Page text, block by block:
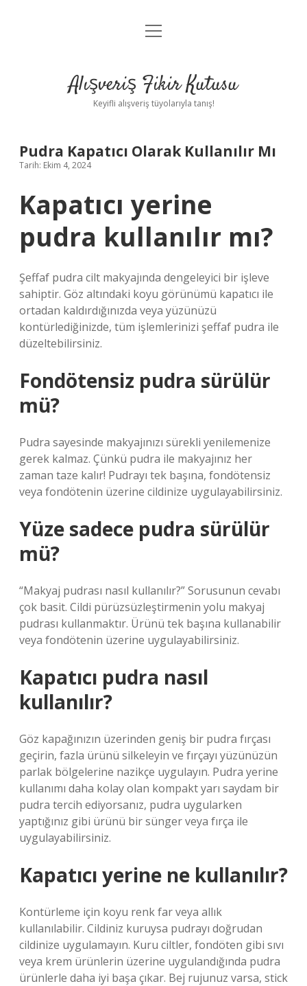
Anasayfa
Yasal Uyarı
menüyü
Alışveriş Fikir Kutusu
Keyifli alışveriş tüyolarıyla tanış!
Pudra Kapatıcı Olarak Kullanılır Mı
Tarih: Ekim 4, 2024
Kapatıcı yerine
pudra kullanılır mı?
Şeffaf pudra cilt makyajında ​​dengeleyici bir işleve
sahiptir. Göz altındaki koyu görünümü kapatıcı ile
ortadan kaldırdığınızda veya yüzünüzü
kontürlediğinizde, tüm işlemlerinizi şeffaf pudra ile
düzeltebilirsiniz.
Fondötensiz pudra sürülür
mü?
Pudra sayesinde makyajınızı sürekli yenilemenize
gerek kalmaz. Çünkü pudra ile makyajınız her
zaman taze kalır! Pudrayı tek başına, fondötensiz
veya fondötenin üzerine cildinize uygulayabilirsiniz.
Yüze sadece pudra sürülür
mü?
“Makyaj pudrası nasıl kullanılır?” Sorusunun cevabı
çok basit. Cildi pürüzsüzleştirmenin yolu makyaj
pudrası kullanmaktır. Ürünü tek başına kullanabilir
veya fondötenin üzerine uygulayabilirsiniz.
Kapatıcı pudra nasıl
kullanılır?
Göz kapağınızın üzerinden geniş bir pudra fırçası
geçirin, fazla ürünü silkeleyin ve fırçayı yüzünüzün
parlak bölgelerine nazikçe uygulayın. Pudra yerine
kullanımı daha kolay olan kompakt yarı saydam bir
pudra tercih ediyorsanız, pudra uygularken
yaptığınız gibi ürünü bir sünger veya fırça ile
uygulayabilirsiniz.
Kapatıcı yerine ne kullanılır?
Kontürleme için koyu renk far veya allık
kullanılabilir. Cildiniz kuruysa pudrayı doğrudan
cildinize uygulamayın. Kuru ciltler, fondöten gibi sıvı
veya krem ​​ürünlerin üzerine uygulandığında pudra
ürünlerle daha iyi başa çıkar. Bej rujunuz varsa, stick